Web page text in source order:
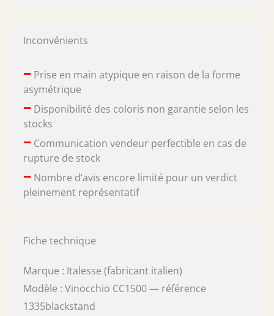
Inconvénients
–Prise en main atypique en raison de la forme
asymétrique
–Disponibilité des coloris non garantie selon les
stocks
–Communication vendeur perfectible en cas de
rupture de stock
–Nombre d’avis encore limité pour un verdict
pleinement représentatif
Fiche technique
Marque : Italesse (fabricant italien)
Modèle : Vinocchio CC1500 — référence
1335blackstand